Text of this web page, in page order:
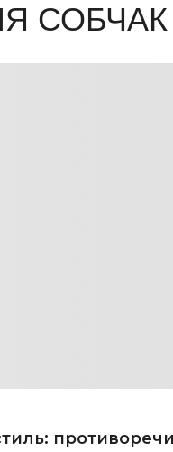
СОБЧАК